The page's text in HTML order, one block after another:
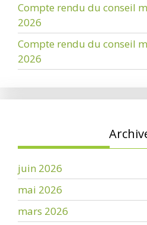
Compte rendu du conseil
2026
Compte rendu du conseil
2026
juin 2026
mai 2026
mars 2026